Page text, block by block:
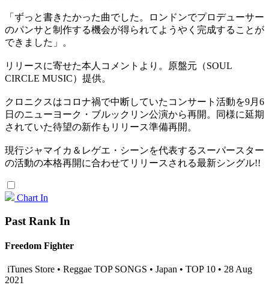
「ずっと書きたかった曲でした。ロンドンでプロデューサー
のパンサと制作する機会が得られてようやく完成することが
できました」。
リリースに寄せた本人コメントより。原盤元（SOUL
CIRCLE MUSIC）提供。
クロニクスはコロナ禍で中断していたコンサート活動を9月6
日のニューヨーク・ブルックリン公演から再開。同様に延期
されていた待望の新作もリリース準備再開。
現行ジャマイカ＆レゲエ・シーンを代表するスーパースター
の活動の本格再開に合わせてリリースされる最新シングル!!
Chart In
Past Rank In
Freedom Fighter
iTunes Store • Reggae TOP SONGS • Japan • TOP 10 • 28 Aug
2021